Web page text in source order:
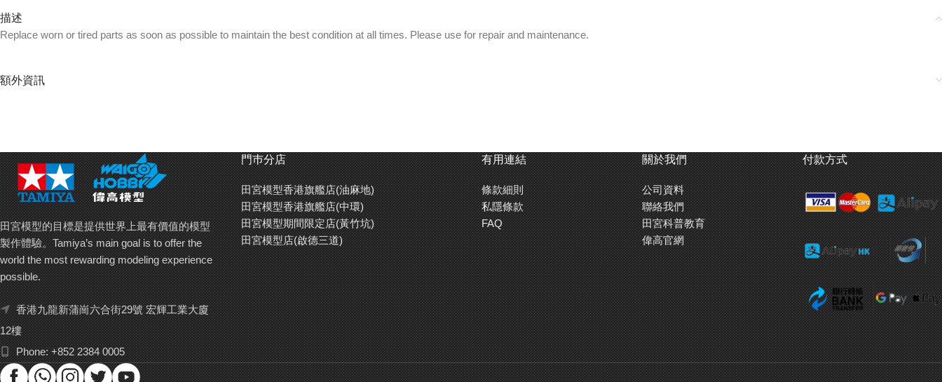
描述
Replace worn or tired parts as soon as possible to maintain the best condition at all times. Please use for repair and maintenance.
額外資訊
田宮模型的目標是提供世界上最有價值的模型
製作體驗。Tamiya’s main goal is to offer the
world the most rewarding modeling experience
possible.
香港九龍新蒲崗六合街29號 宏輝工業大廈
12樓
Phone: +852 2384 0005
門巿分店
田宮模型香港旗艦店(油麻地)
田宮模型香港旗艦店(中環)
田宮模型期間限定店(黃竹坑)
田宮模型店(啟德三道)
有用連結
條款細則
私隱條款
FAQ
關於我們
公司資料
聯絡我們
田宮科普教育
偉高官網
付款方式